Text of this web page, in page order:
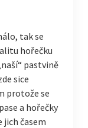
tak se
hořečku
pastvině
sice
protože se
a hořečky
jich časem